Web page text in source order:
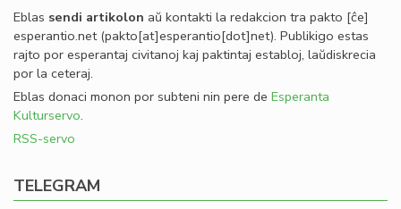
Eblas sendi artikolon aŭ kontakti la redakcion tra pakto [ĉe]
esperantio.net(pakto[at]esperantio[dot]net). Publikigo estas
rajto por esperantaj civitanoj kaj paktintaj establoj, laŭdiskrecia
por la ceteraj.
Eblas donaci monon por subteni nin pere de Esperanta
Kulturservo.
RSS-servo
TELEGRAM